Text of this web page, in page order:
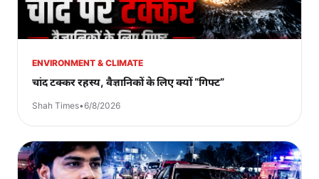
ENVIRONMENT & CLIMATE
चांद टक्कर रहस्य, वैज्ञानिकों के लिए क्यों “गिफ्ट”
Shah Times•6/8/2026